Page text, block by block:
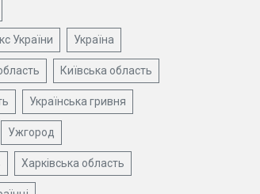
України Україна
Київська область
Українська гривня
Ужгород
Харківська область